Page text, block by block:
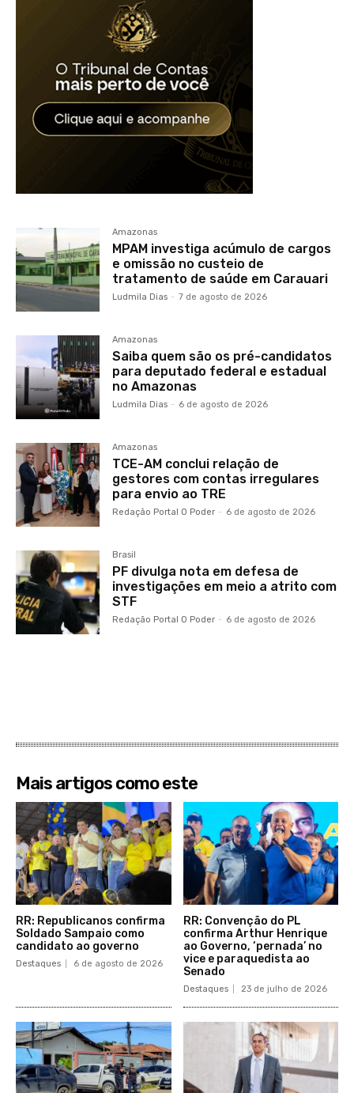
Amazonas
MPAM investiga acúmulo de cargos
e omissão no custeio de
tratamento de saúde em Carauari
Ludmila Dias - 7 de agosto de 2026
Amazonas
Saiba quem são os pré-candidatos
para deputado federal e estadual
no Amazonas
Ludmila Dias - 6 de agosto de 2026
Amazonas
TCE-AM conclui relação de
gestores com contas irregulares
para envio ao TRE
Redação Portal O Poder - 6 de agosto de 2026
Brasil
PF divulga nota em defesa de
investigações em meio a atrito com
STF
Redação Portal O Poder - 6 de agosto de 2026
Mais artigos como este
RR: Republicanos confirma
Soldado Sampaio como
candidato ao governo
Destaques 6 de agosto de 2026
RR: Convenção do PL
confirma Arthur Henrique
ao Governo, ‘pernada’ no
vice e paraquedista ao
Senado
Destaques 23 de julho de 2026